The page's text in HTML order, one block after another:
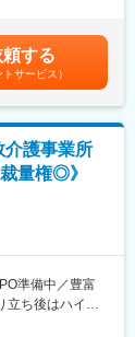
化が進み切って
界で働く方や
提供できるよ
るなどしていま
クライアントの
ー側への転籍の
的に働くことが
得いただけま
えて同社規定に
／年俸500万円
賃金はあくまで
性があります。
する
トサービス）
介護事業所
量権◎》
準備中／豊富
立ち後はハイブ